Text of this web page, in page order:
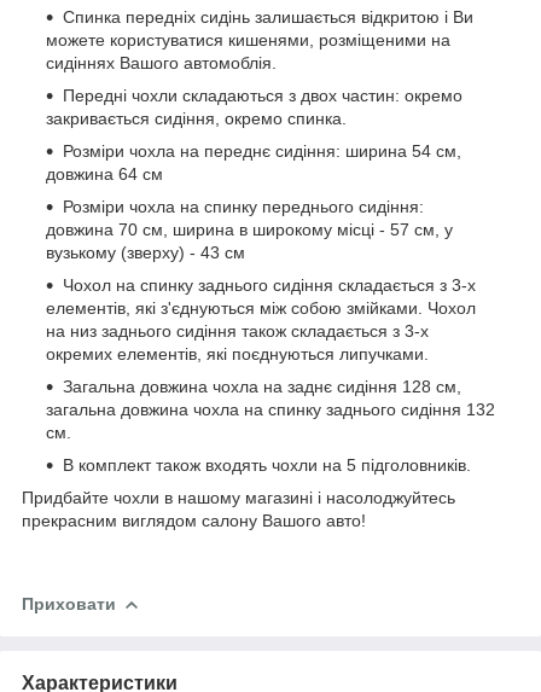
Спинка передніх сидінь залишається відкритою і Ви
можете користуватися кишенями, розміщеними на
сидіннях Вашого автомоблія.
Передні чохли складаються з двох частин: окремо
закривається сидіння, окремо спинка.
Розміри чохла на переднє сидіння: ширина 54 см,
довжина 64 см
Розміри чохла на спинку переднього сидіння:
довжина 70 см, ширина в широкому місці - 57 см, у
вузькому (зверху) - 43 см
Чохол на спинку заднього сидіння складається з 3-х
елементів, які з'єднуються між собою змійками. Чохол
на низ заднього сидіння також складається з 3-х
окремих елементів, які поєднуються липучками.
Загальна довжина чохла на заднє сидіння 128 см,
загальна довжина чохла на спинку заднього сидіння 132
см.
В комплект також входять чохли на 5 підголовників.
Придбайте чохли в нашому магазині і насолоджуйтесь
прекрасним виглядом салону Вашого авто!
Приховати
Характеристики